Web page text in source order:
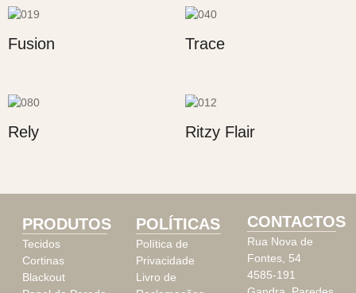
Fusion Trace
Rely Ritzy Flair
PRODUTOS
Tecidos
Cortinas
Blackout
POLÍTICAS
Política de
Privacidade
Livro de
CONTACTOS
Rua Nova de
Fontes, 54
4585-191